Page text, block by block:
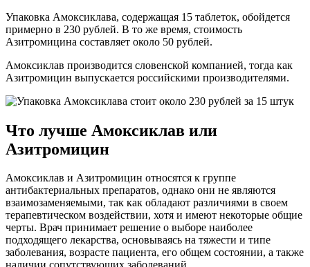
Упаковка Амоксиклава, содержащая 15 таблеток, обойдется
примерно в 230 рублей. В то же время, стоимость
Азитромицина составляет около 50 рублей.
Амоксиклав производится словенской компанией, тогда как
Азитромицин выпускается российскими производителями.
Что лучше Амоксиклав или
Азитромицин
Амоксиклав и Азитромицин относятся к группе
антибактериальных препаратов, однако они не являются
взаимозаменяемыми, так как обладают различиями в своем
терапевтическом воздействии, хотя и имеют некоторые общие
черты. Врач принимает решение о выборе наиболее
подходящего лекарства, основываясь на тяжести и типе
заболевания, возрасте пациента, его общем состоянии, а также